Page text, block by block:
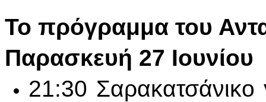
Το πρόγραμμα του
Παρασκευή 27 Ιουνίου
21:30 Σαρακατσάνικο